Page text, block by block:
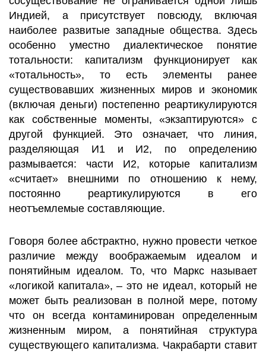
Индией, а присутствует повсюду, включая
наиболее развитые западные общества. Здесь
особенно уместно диалектическое понятие
тотальности: капитализм функционирует как
«тотальность», то есть элементы ранее
существовавших жизненных миров и экономик
(включая деньги) постепенно реартикулируются
как собственные моменты, «экзаптируются» с
другой функцией. Это означает, что линия,
разделяющая И1 и И2, по определению
размывается: части И2, которые капитализм
«считает» внешними по отношению к нему,
постоянно реартикулируются в его
неотъемлемые составляющие.
Говоря более абстрактно, нужно провести четкое
различие между воображаемым идеалом и
понятийным идеалом. То, что Маркс называет
«логикой капитала», – это не идеал, который не
может быть реализован в полной мере, потому
что он всегда контаминирован определенным
жизненным миром, а понятийная структура
существующего капитализма. Чакрабарти ставит